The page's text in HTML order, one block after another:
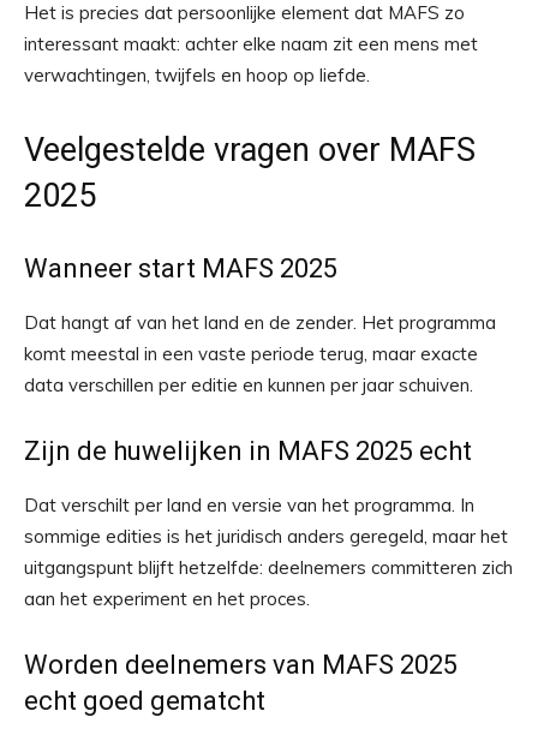
Het is precies dat persoonlijke element dat MAFS zo
interessant maakt: achter elke naam zit een mens met
verwachtingen, twijfels en hoop op liefde.
Veelgestelde vragen over MAFS
2025
Wanneer start MAFS 2025
Dat hangt af van het land en de zender. Het programma
komt meestal in een vaste periode terug, maar exacte
data verschillen per editie en kunnen per jaar schuiven.
Zijn de huwelijken in MAFS 2025 echt
Dat verschilt per land en versie van het programma. In
sommige edities is het juridisch anders geregeld, maar het
uitgangspunt blijft hetzelfde: deelnemers committeren zich
aan het experiment en het proces.
Worden deelnemers van MAFS 2025
echt goed gematcht